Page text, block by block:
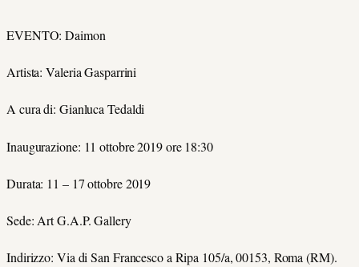
EVENTO: Daimon
Artista: Valeria Gasparrini
A cura di: Gianluca Tedaldi
Inaugurazione: 11 ottobre 2019 ore 18:30
Durata: 11 – 17 ottobre 2019
Sede: Art G.A.P. Gallery
Indirizzo: Via di San Francesco a Ripa 105/a, 00153, Roma (RM).